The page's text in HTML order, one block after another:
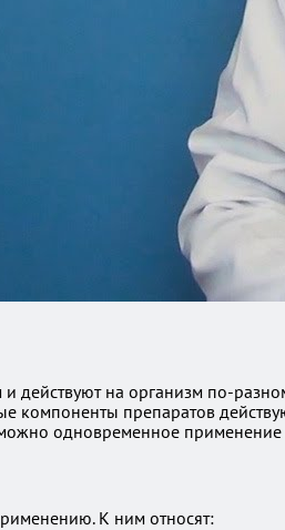
на организм по-
компоненты препаратов
одновременное применение
К ним относят: